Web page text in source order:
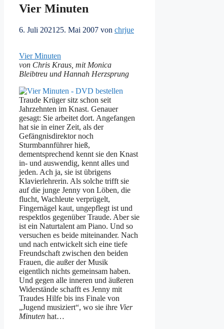
Vier Minuten
6. Juli 2021 25. Mai 2007 von chrjue
Vier Minuten
von Chris Kraus, mit Monica
Bleibtreu und Hannah Herzsprung
Traude Krüger sitz schon seit
Jahrzehnten im Knast. Genauer
gesagt: Sie arbeitet dort. Angefangen
hat sie in einer Zeit, als der
Gefängnisdirektor noch
Sturmbannführer hieß,
dementsprechend kennt sie den Knast
in- und auswendig, kennt alles und
jeden. Ach ja, sie ist übrigens
Klavierlehrerin. Als solche trifft sie
auf die junge Jenny von Löben, die
flucht, Wachleute verprügelt,
Fingernägel kaut, ungepflegt ist und
respektlos gegenüber Traude. Aber sie
ist ein Naturtalent am Piano. Und so
versuchen es beide miteinander. Nach
und nach entwickelt sich eine tiefe
Freundschaft zwischen den beiden
Frauen, die außer der Musik
eigentlich nichts gemeinsam haben.
Und gegen alle inneren und äußeren
Widerstände schafft es Jenny mit
Traudes Hilfe bis ins Finale von
„Jugend musiziert“, wo sie ihre Vier
Minuten hat…